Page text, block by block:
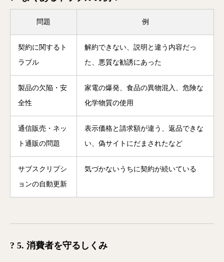
問題 例
契約に関するト
ラブル
解約できない、説明と違う内容だっ
た、悪質な勧誘にあった
製品の欠陥・安
全性
家電の爆発、食品の異物混入、危険な
化学物質の使用
通信販売・ネッ
ト通販の問題
表示価格と請求額が違う、返品できな
い、偽サイトにだまされたなど
サブスクリプシ
ョンの自動更新
気づかないうちに契約が続いている
? 5. 消費者を守るしくみ